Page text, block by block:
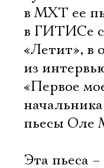
в МХТ ее
в ГИТИСе
«Летит», в
из
«Первое
пьесы Оле
Эта пьеса